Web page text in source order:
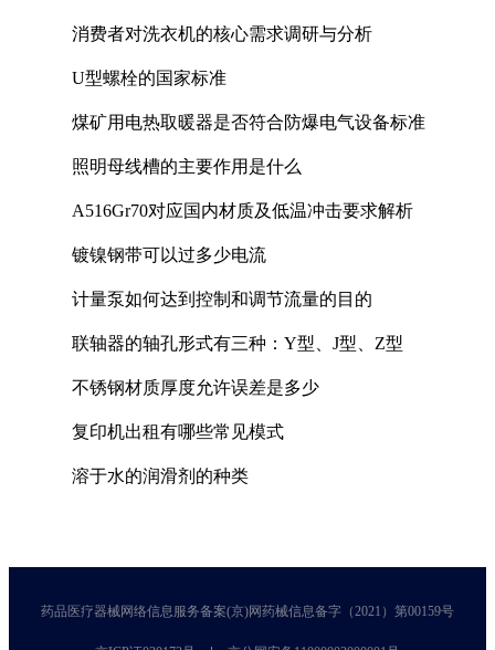
消费者对洗衣机的核心需求调研与分析
U型螺栓的国家标准
煤矿用电热取暖器是否符合防爆电气设备标准
照明母线槽的主要作用是什么
A516Gr70对应国内材质及低温冲击要求解析
镀镍钢带可以过多少电流
计量泵如何达到控制和调节流量的目的
联轴器的轴孔形式有三种：Y型、J型、Z型
不锈钢材质厚度允许误差是多少
复印机出租有哪些常见模式
溶于水的润滑剂的种类
药品医疗器械网络信息服务备案(京)网药械信息备字（2021）第00159号